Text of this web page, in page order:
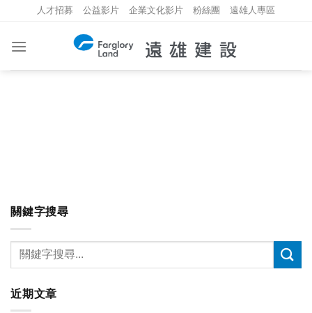
content
人才招募 公益影片 企業文化影片 粉絲團 遠雄人專區
關鍵字搜尋
近期文章